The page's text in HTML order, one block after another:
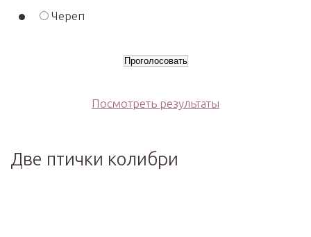
Череп
Посмотреть результаты
Две птички колибри